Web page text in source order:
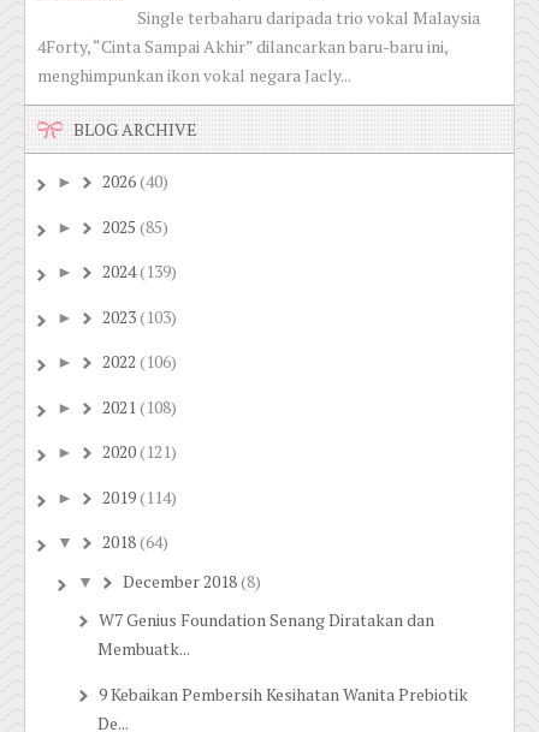
Single terbaharu daripada trio vokal Malaysia
4Forty, “Cinta Sampai Akhir” dilancarkan baru-baru ini,
menghimpunkan ikon vokal negara Jacly...
BLOG ARCHIVE
► 2026(40)
► 2025 (85)
► 2024(139)
► 2023(103)
► 2022 (106)
► 2021(108)
► 2020(121)
► 2019(114)
▼ 2018(64)
▼ December 2018(8)
W7 Genius Foundation Senang Diratakan dan
Membuatk...
9 Kebaikan Pembersih Kesihatan Wanita Prebiotik
De...